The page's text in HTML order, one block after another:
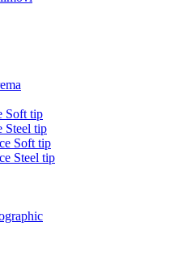
Soft tip
Steel tip
Soft tip
Steel tip